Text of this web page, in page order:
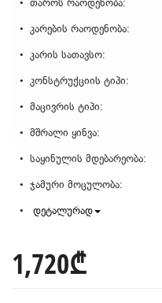
თაროს რაოდენობა:
კარების რაოდენობა:
კარის სათავსო:
კონსტრუქციის ტიპი:
მაცივრის ტიპი:
მშრალი ყინვა:
საყინულის მდებარეობა:
ჯამური მოცულობა:
დეტალურად
1,720₾